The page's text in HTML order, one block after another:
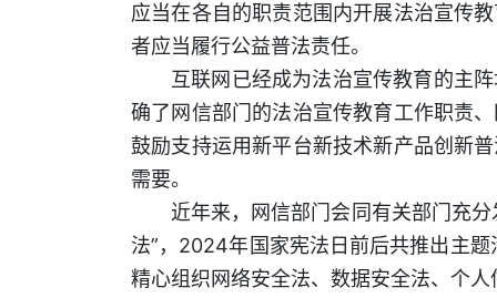
应当在各自的职责范围内开展法治宣传
者应当履行公益普法责任。
互联网已经成为法治宣传教育的主
确了网信部门的法治宣传教育工作职责
鼓励支持运用新平台新技术新产品创新
需要。
近年来，网信部门会同有关部门充
法”，2024年国家宪法日前后共推出主
精心组织网络安全法、数据安全法、个